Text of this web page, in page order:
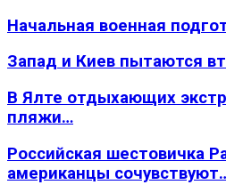
Начальная военная
Запад и Киев пытаются
В Ялте отдыхающих
пляжи…
Российская шестовичка
американцы